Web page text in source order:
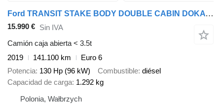
Ford TRANSIT STAKE BODY DOUBLE CABIN DOKA 7 SEATS AIR CONDITIONING 13
15.990 € Sin IVA
Camión caja abierta < 3.5t
2019
141.100 km
Euro 6
Potencia 130 Hp (96 kW) Combustible diésel
Capacidad de carga 1.292 kg
Polonia, Wałbrzych